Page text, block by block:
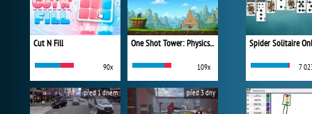
Cut N Fill
90x
One Shot Tower: Physics Destroyer
109x
před 1 dnem před 3 dny
Spider Solitaire
7